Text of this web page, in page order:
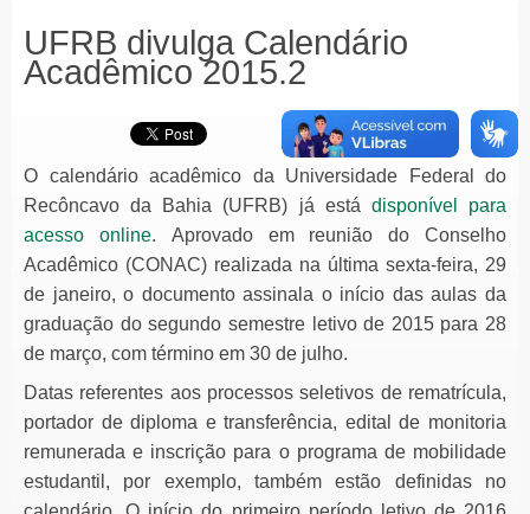
UFRB divulga Calendário
Acadêmico 2015.2
O calendário acadêmico da Universidade Federal do
Recôncavo da Bahia (UFRB) já está disponível para
acesso online. Aprovado em reunião do Conselho
Acadêmico (CONAC) realizada na última sexta-feira, 29
de janeiro, o documento assinala o início das aulas da
graduação do segundo semestre letivo de 2015 para 28
de março, com término em 30 de julho.
Datas referentes aos processos seletivos de rematrícula,
portador de diploma e transferência, edital de monitoria
remunerada e inscrição para o programa de mobilidade
estudantil, por exemplo, também estão definidas no